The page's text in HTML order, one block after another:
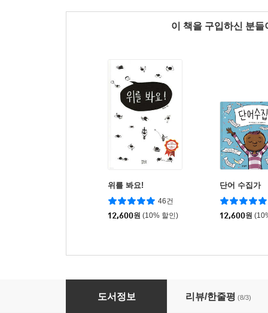
이 책을 구입하신 분
위를 봐요!
46건
12,600원 (10% 할인)
단어 수집가
12,600원
싸움에 관한 위대한 책
도서정보 리뷰/한줄평 (8/3)